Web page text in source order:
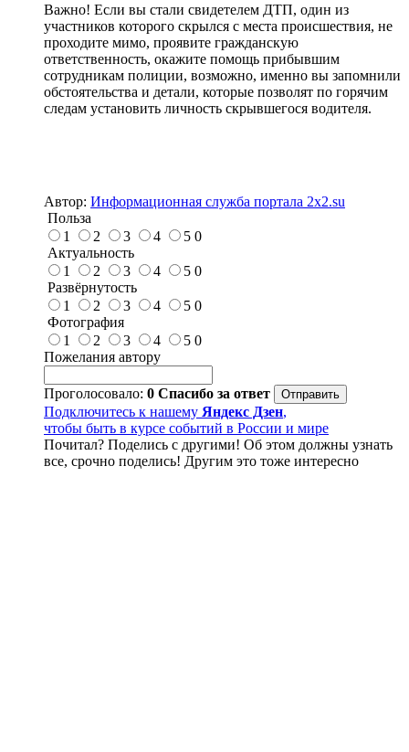
Важно! Если вы стали свидетелем ДТП, один из
участников которого скрылся с места происшествия, не
проходите мимо, проявите гражданскую
ответственность, окажите помощь прибывшим
сотрудникам полиции, возможно, именно вы запомнили
обстоятельства и детали, которые позволят по горячим
следам установить личность скрывшегося водителя.
Автор: Информационная служба портала 2x2.su
Польза
1
2 3 4 5 0
Актуальность
1
2 3 4 5 0
Развёрнутость
1
2 3 4 5 0
Фотография
1
2 3 4 5 0
Пожелания автору
Проголосовало: 0 Спасибо за ответ
Подключитесь к нашему Яндекс Дзен,
чтобы быть в курсе событий в России и мире
Почитал? Поделись с другими! Об этом должны узнать
все, срочно поделись! Другим это тоже интересно